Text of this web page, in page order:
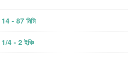
14 - 87 মিমি
1/4 - 2 ইঞ্চি